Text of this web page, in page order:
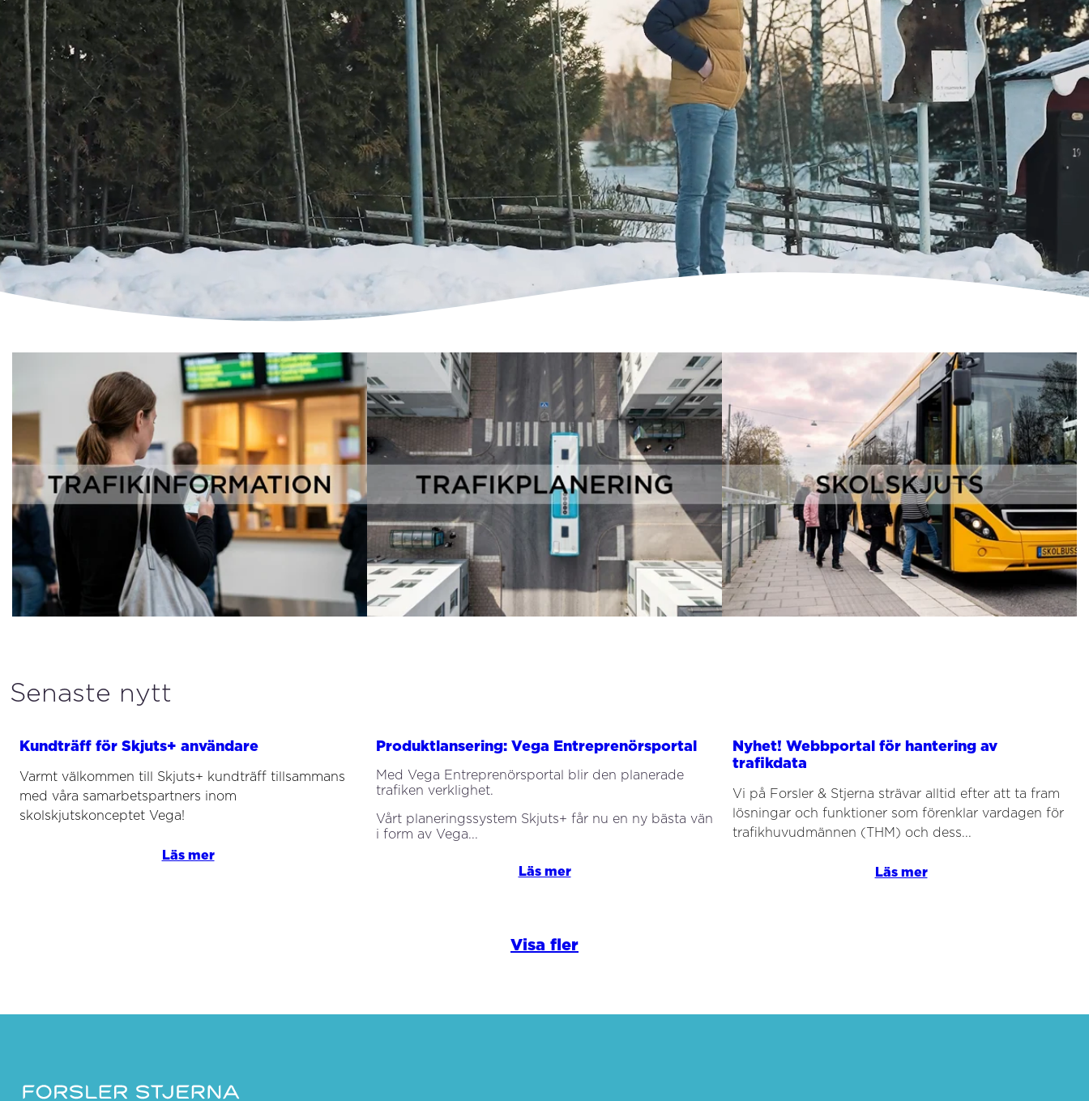
Senaste nytt
Kundträff för Skjuts+ användare
Varmt välkommen till Skjuts+ kundträff tillsammans
med våra samarbetspartners inom
skolskjutskonceptet Vega!
Läs mer
Produktlansering: Vega Entreprenörsportal
Med Vega Entreprenörsportal blir den planerade
trafiken verklighet.
Vårt planeringssystem Skjuts+ får nu en ny bästa vän
i form av Vega...
Läs mer
Nyhet! Webbportal för hantering av
trafikdata
Vi på Forsler & Stjerna strävar alltid efter att ta fram
lösningar och funktioner som förenklar vardagen för
trafikhuvudmännen (THM) och dess...
Läs mer
Visa fler